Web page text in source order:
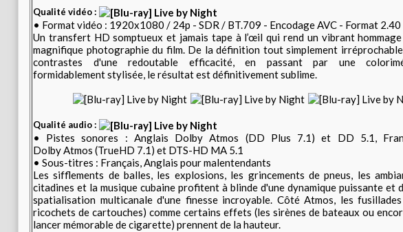
Qualité vidéo :
• Format vidéo : 1920x1080 / 24p - SDR / BT.709 - Encodage AVC - Format 2.40
Un transfert HD somptueux et jamais tape à l’œil qui rend un vibrant
magnifique photographie du film. De la définition tout simplement
contrastes d'une redoutable efficacité, en passant par une
formidablement stylisée, le résultat est définitivement sublime.
Qualité audio :
• Pistes sonores : Anglais Dolby Atmos (DD Plus 7.1) et DD 5.1,
Dolby Atmos (TrueHD 7.1) et DTS-HD MA 5.1
• Sous-titres : Français, Anglais pour malentendants
Les sifflements de balles, les explosions, les grincements de pneus, les
citadines et la musique cubaine profitent à blinde d'une dynamique puissante et
spatialisation multicanale d'une finesse incroyable. Côté Atmos, les
ricochets de cartouches) comme certains effets (les sirènes de bateaux ou
lancer mémorable de cigarette) prennent de la hauteur.